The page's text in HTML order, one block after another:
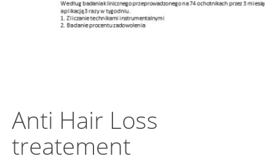
Anti Hair Loss
treatement